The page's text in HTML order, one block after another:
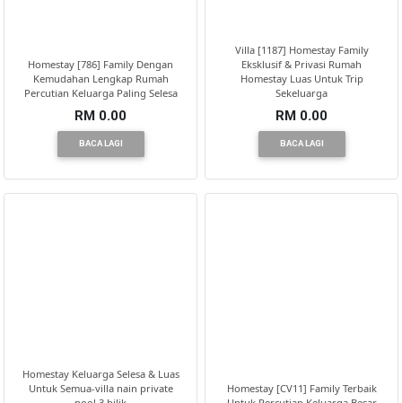
Homestay [786] Family Dengan
Kemudahan Lengkap Rumah
Percutian Keluarga Paling Selesa
RM 0.00
BACA LAGI
Villa [1187] Homestay Family
Eksklusif & Privasi Rumah
Homestay Luas Untuk Trip
Sekeluarga
RM 0.00
BACA LAGI
Homestay Keluarga Selesa & Luas
Untuk Semua-villa nain private
Homestay [CV11] Family Terbaik